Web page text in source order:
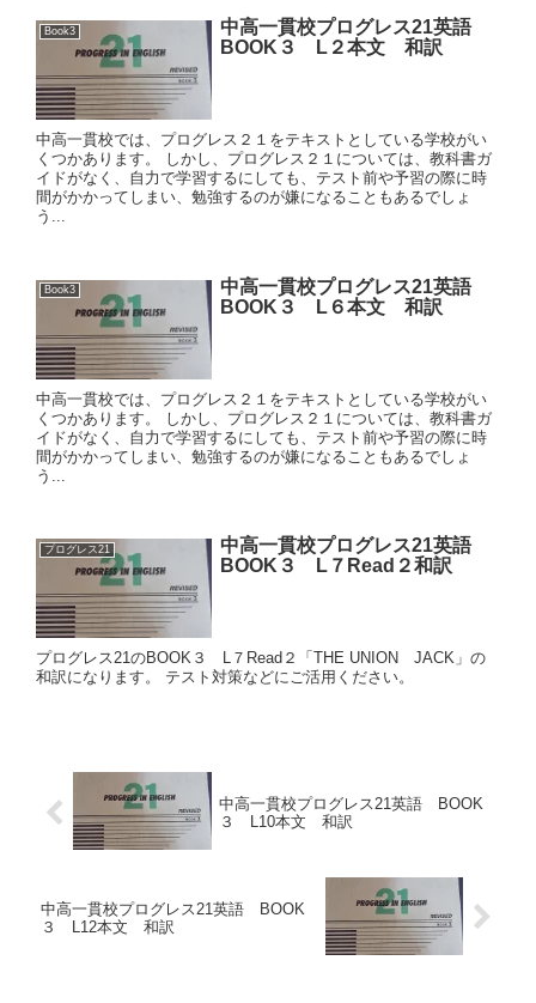
Book3
中高一貫校プログレス21英語
BOOK３ L２本文 和訳
中高一貫校では、プログレス２１をテキストとしている学校がい
くつかあります。 しかし、プログレス２１については、教科書ガ
イドがなく、自力で学習するにしても、テスト前や予習の際に時
間がかかってしまい、勉強するのが嫌になることもあるでしょ
う...
Book3
中高一貫校プログレス21英語
BOOK３ L６本文 和訳
中高一貫校では、プログレス２１をテキストとしている学校がい
くつかあります。 しかし、プログレス２１については、教科書ガ
イドがなく、自力で学習するにしても、テスト前や予習の際に時
間がかかってしまい、勉強するのが嫌になることもあるでしょ
う...
プログレス21
中高一貫校プログレス21英語
BOOK３ L７Read２和訳
プログレス21のBOOK３ L７Read２「THE UNION JACK」の
和訳になります。 テスト対策などにご活用ください。
中高一貫校プログレス21英語 BOOK
３ L10本文 和訳
中高一貫校プログレス21英語 BOOK
３ L12本文 和訳